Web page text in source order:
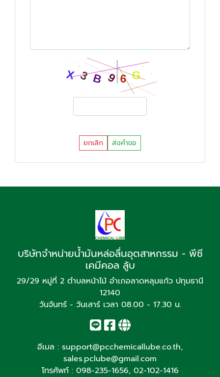
ยกเลิก ส่งคำขอ
บริษัทจำหน่ายน้ำมันหล่อลื่นอุตสาหกรรม - พีซี
เคมีคอล ลู้บ
29/29 หมู่ที่ 2 ตำบลหน้าไม้ อำเภอลาดหลุมแก้ว ปทุมธานี
12140
วันจันทร์ - วันเสาร์ เวลา 08.00 - 17.30 น.
อีเมล : support@pcchemicallube.co.th,
sales.pclube@gmail.com
โทรศัพท์ : 098-235-1656, 02-102-1416